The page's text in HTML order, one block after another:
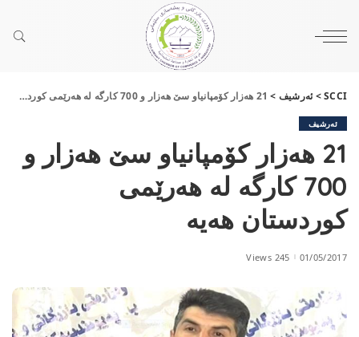
SCCI
>ئەرشیف > 21 هه‌زار كۆمپانیاو سێ هه‌زار و 700 كارگه‌ له‌ هه‌رێمی‌ كوردستان هه‌یه‌
ئەرشیف
21 هه‌زار كۆمپانیاو سێ هه‌زار و
700 كارگه‌ له‌ هه‌رێمی‌
كوردستان هه‌یه‌
01/05/2017
245 Views